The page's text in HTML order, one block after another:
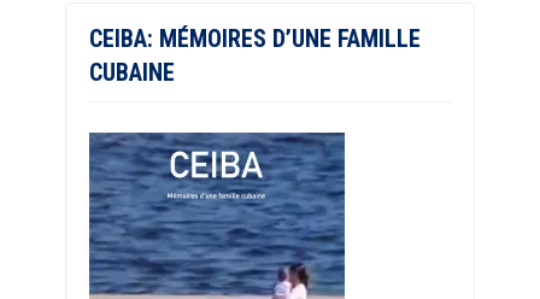
CEIBA: MÉMOIRES D’UNE FAMILLE
CUBAINE